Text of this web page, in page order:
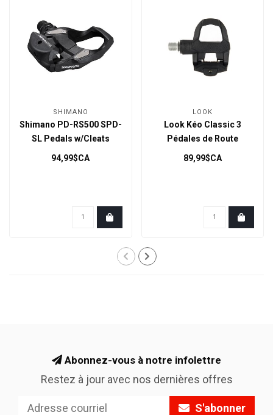
SHIMANO
Shimano PD-RS500 SPD-
SL Pedals w/Cleats
94,99$CA
LOOK
Look Kéo Classic 3
Pédales de Route
89,99$CA
Abonnez-vous à notre infolettre
Restez à jour avec nos dernières offres
S'abonner